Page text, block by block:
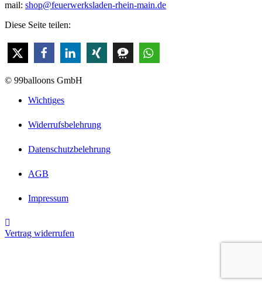
mail: shop@feuerwerksladen-rhein-main.de
Diese Seite teilen:
© 99balloons GmbH
Wichtiges
Widerrufsbelehrung
Datenschutzbelehrung
AGB
Impressum
Vertrag widerrufen